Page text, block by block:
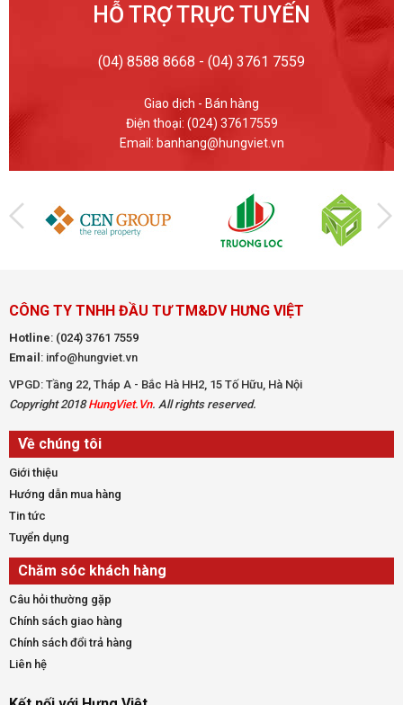
HỖ TRỢ TRỰC TUYẾN
(04) 8588 8668 - (04) 3761 7559
Giao dịch - Bán hàng
Điện thoại: (024) 37617559
Email: banhang@hungviet.vn
CÔNG TY TNHH ĐẦU TƯ TM&DV HƯNG VIỆT
Hotline: (024) 3761 7559
Email : info@hungviet.vn
VPGD: Tầng 22, Tháp A - Bắc Hà HH2, 15 Tố Hữu, Hà Nội
Copyright 2018HungViet.Vn. All rights reserved.
Về chúng tôi
Giới thiệu
Hướng dẫn mua hàng
Tin tức
Tuyển dụng
Chăm sóc khách hàng
Câu hỏi thường gặp
Chính sách giao hàng
Chính sách đổi trả hàng
Liên hệ